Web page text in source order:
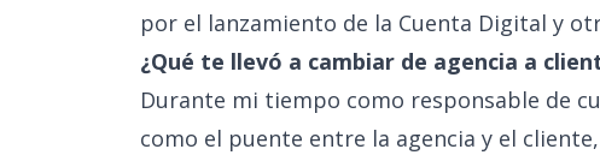
por el lanzamiento de la Cuenta Digital y
¿Qué te llevó a cambiar de agencia a
Durante mi tiempo como responsable de
como el puente entre la agencia y el